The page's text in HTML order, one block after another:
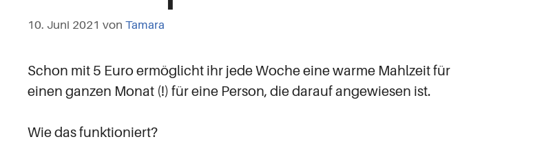
10. Juni 2021 von Tamara
Schon mit 5 Euro ermöglicht ihr jede Woche eine warme Mahlzeit für
einen ganzen Monat (!) für eine Person, die darauf angewiesen ist.
Wie das funktioniert?